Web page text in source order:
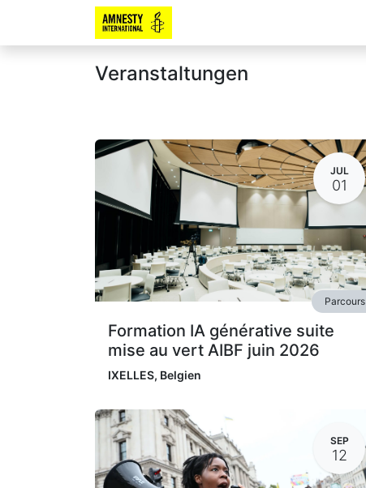
Veranstaltungen
JUL
01
Formation IA générative suite
mise au vert AIBF juin 2026
Parcours
IXELLES, Belgien
SEP
12